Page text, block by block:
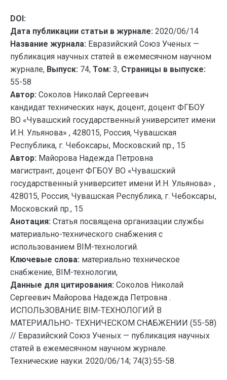
DOI:
Дата публикации статьи в журнале: 2020/06/14
Название журнала: Евразийский Союз Ученых —
публикация научных статей в ежемесячном научном
журнале, Выпуск: 74, Том: 3, Страницы в выпуске:
55-58
Автор: Соколов Николай Сергеевич
кандидат технических наук, доцент, доцент ФГБОУ
ВО «Чувашский государственный университет имени
И.Н. Ульянова» , 428015, Россия, Чувашская
Республика, г. Чебоксары, Московский пр., 15
Автор: Майорова Надежда Петровна
магистрант, доцент ФГБОУ ВО «Чувашский
государственный университет имени И.Н. Ульянова» ,
428015, Россия, Чувашская Республика, г. Чебоксары,
Московский пр., 15
Анотация: Статья посвящена организации службы
материально-технического снабжения с
использованием ВIM-технологий.
Ключевые слова: материально техническое
снабжение, BIM-технологии,
Данные для цитирования: Соколов Николай
Сергеевич Майорова Надежда Петровна .
ИСПОЛЬЗОВАНИЕ BIM-ТЕХНОЛОГИЙ В
МАТЕРИАЛЬНО- ТЕХНИЧЕСКОМ СНАБЖЕНИИ (55-58)
// Евразийский Союз Ученых — публикация научных
статей в ежемесячном научном журнале.
Технические науки. 2020/06/14; 74(3):55-58.